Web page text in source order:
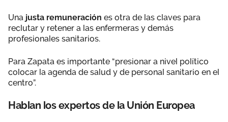
Una justa remuneración es otra de las claves para
reclutar y retener a las enfermeras y demás
profesionales sanitarios.
Para Zapata es importante “presionar a nivel político
colocar la agenda de salud y de personal sanitario en el
centro”.
Hablan los expertos de la Unión Europea